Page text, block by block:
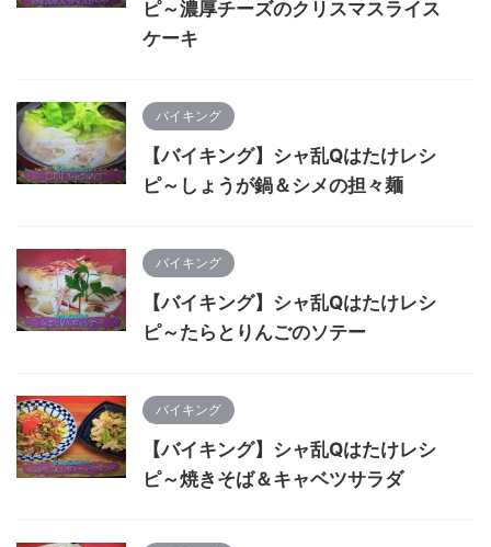
ピ～濃厚チーズのクリスマスライス
ケーキ
バイキング
【バイキング】シャ乱Qはたけレシ
ピ～しょうが鍋＆シメの担々麺
バイキング
【バイキング】シャ乱Qはたけレシ
ピ～たらとりんごのソテー
バイキング
【バイキング】シャ乱Qはたけレシ
ピ～焼きそば＆キャベツサラダ